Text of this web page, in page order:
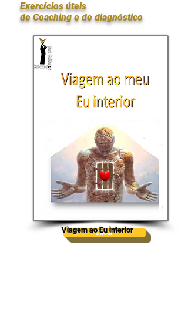
Exercícios úteis
de Coaching e de diagnóstico
Clicar
Viagem ao Eu interior